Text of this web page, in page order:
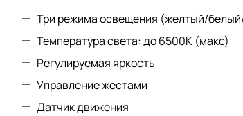
Три режима освещения (желтый/
Температура света: до 6500К (макс)
Регулируемая яркость
Управление жестами
Датчик движения